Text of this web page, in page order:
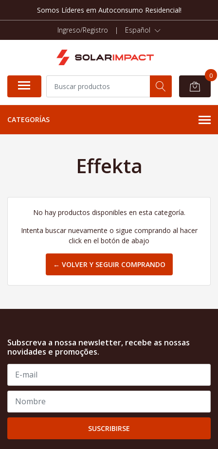
Somos Líderes em Autoconsumo Residencial!
Ingreso/Registro | Español
0
CATEGORÍAS
Effekta
No hay productos disponibles en esta categoría.
Intenta buscar nuevamente o sigue comprando al hacer
click en el botón de abajo
← VOLVER Y SEGUIR COMPRANDO
Subscreva a nossa newsletter, recebe as nossas
novidades e promoções.
SUSCRIBIRSE